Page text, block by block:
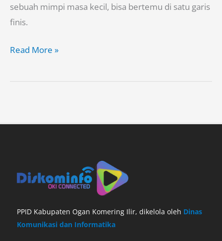
sebuah mimpi masa kecil, bisa bertemu di satu garis
finis.
Read More »
PPID Kabupaten Ogan Komering Ilir, dikelola oleh Dinas
Komunikasi dan Informatika